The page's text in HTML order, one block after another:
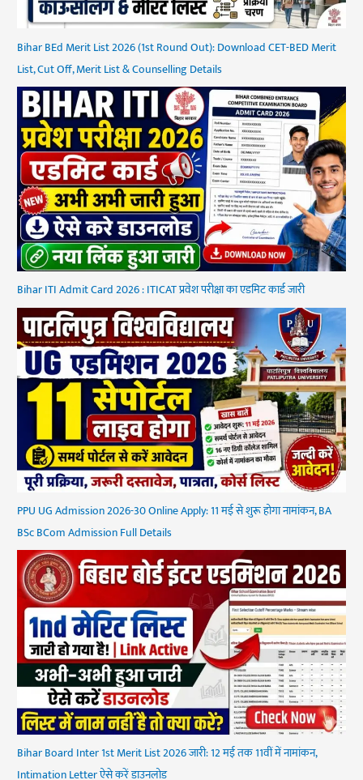
Bihar BEd Merit List 2026 (1st Round Out): Download CET-BED Merit
List, Cut Off, Merit List & Counselling Details
Bihar ITI Admit Card 2026 : ITICAT प्रवेश परीक्षा का एडमिट कार्ड जारी
PPU UG Admission 2026-30 Online Apply: 11 मई से शुरू होगा नामांकन, BA
BSc BCom Admission Full Details
Bihar Board Inter 1st Merit List 2026 जारी: 12 मई तक 11वीं में नामांकन,
Intimation Letter ऐसे करें डाउनलोड